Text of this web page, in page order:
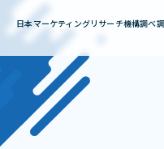
日本マーケティングリサーチ機構調べ